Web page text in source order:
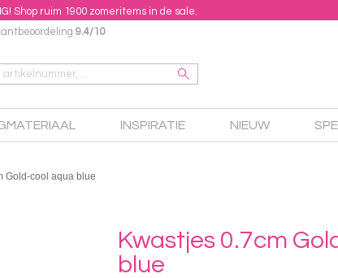
Shop ruim 1900 zomeritems in de sale.
9.4/10
INSPIRATIE NIEUW
Gold-cool aqua blue
Kwastjes 0.7cm
blue